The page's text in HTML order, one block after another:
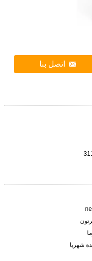
اتصل بنا